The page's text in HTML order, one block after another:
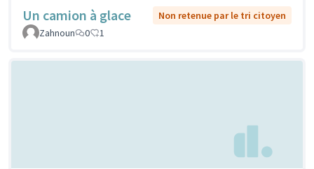
Un camion à glace
Non retenue par le tri citoyen
Zahnoun
0 1